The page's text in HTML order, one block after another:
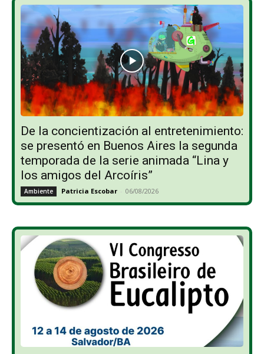
De la concientización al entretenimiento:
se presentó en Buenos Aires la segunda
temporada de la serie animada “Lina y
los amigos del Arcoíris”
Ambiente Patricia Escobar - 06/08/2026